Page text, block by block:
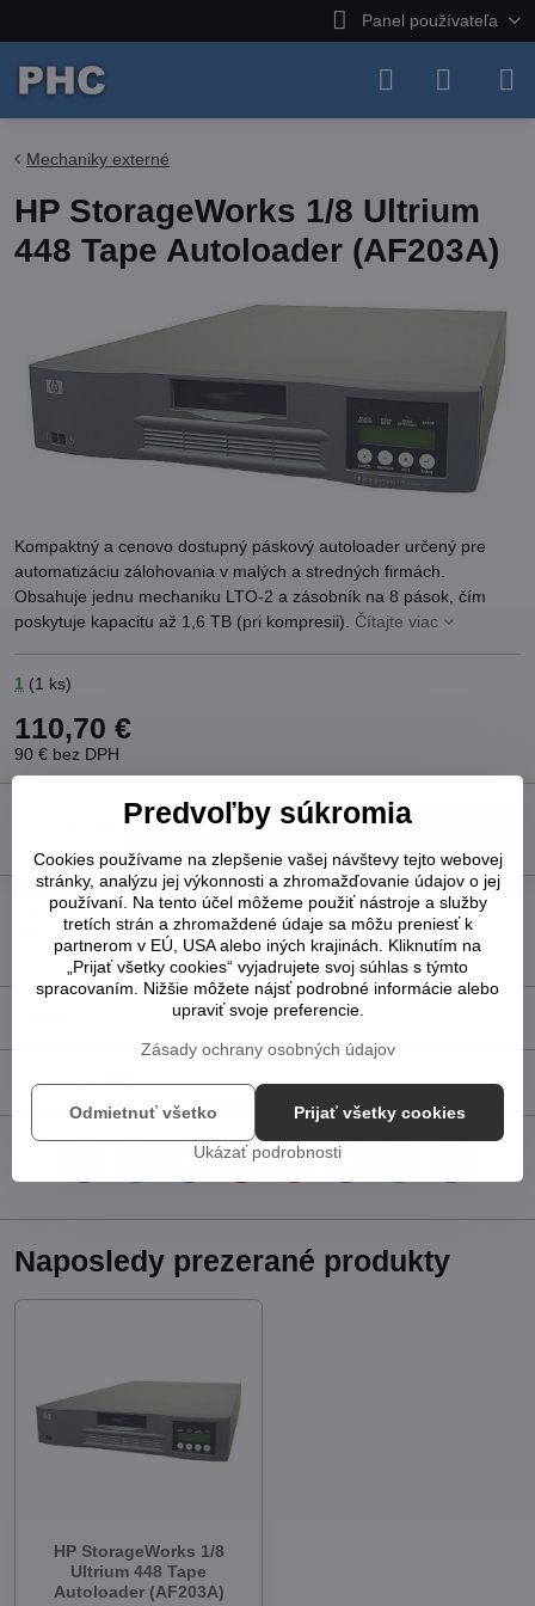
Panel používateľa
Mechaniky externé
HP StorageWorks 1/8 Ultrium
448 Tape Autoloader (AF203A)
Kompaktný a cenovo dostupný páskový autoloader určený pre
automatizáciu zálohovania v malých a stredných firmách.
Obsahuje jednu mechaniku LTO-2 a zásobník na 8 pások, čím
poskytuje kapacitu až 1,6 TB (pri kompresii). Čítajte viac
1 (1 ks)
110,70 €
90 € bez DPH
Do košíka
Pridať k Obľúbeným Otázka k produktu
Strážny pes
Doručenia
Diskusia 0
Pinterest
mail
Naposledy prezerané produkty
HP StorageWorks 1/8
Ultrium 448 Tape
Autoloader (AF203A)
Predvoľby súkromia
Cookies používame na zlepšenie vašej návštevy tejto webovej
stránky, analýzu jej výkonnosti a zhromažďovanie údajov o jej
používaní. Na tento účel môžeme použiť nástroje a služby
tretích strán a zhromaždené údaje sa môžu preniesť k
partnerom v EÚ, USA alebo iných krajinách. Kliknutím na
„Prijať všetky cookies“ vyjadrujete svoj súhlas s týmto
spracovaním. Nižšie môžete nájsť podrobné informácie alebo
upraviť svoje preferencie.
Zásady ochrany osobných údajov
Ukázať podrobnosti
Prijať všetky cookies
Odmietnuť všetko